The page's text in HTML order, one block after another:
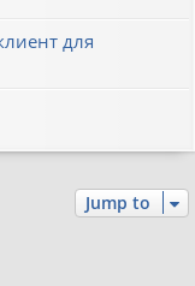
для
Jump to